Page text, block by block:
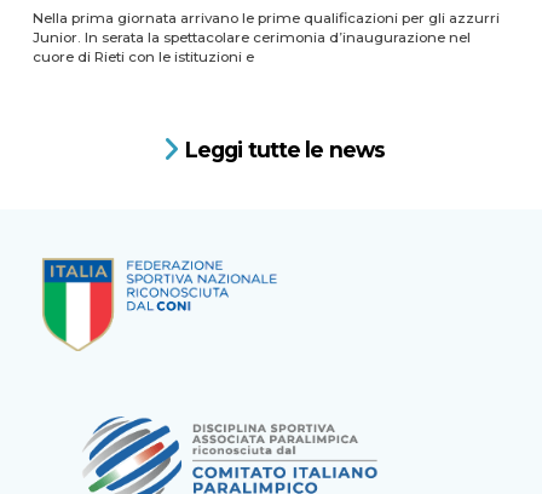
Nella prima giornata arrivano le prime qualificazioni per gli azzurri
Junior. In serata la spettacolare cerimonia d’inaugurazione nel
cuore di Rieti con le istituzioni e
Leggi tutte le news